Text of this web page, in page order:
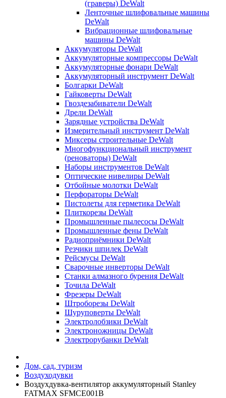
(граверы) DeWalt
Ленточные шлифовальные машины
DeWalt
Вибрационные шлифовальные
машины DeWalt
Аккумуляторы DeWalt
Аккумуляторные компрессоры DeWalt
Аккумуляторные фонари DeWalt
Аккумуляторный инструмент DeWalt
Болгарки DeWalt
Гайковерты DeWalt
Гвоздезабиватели DeWalt
Дрели DeWalt
Зарядные устройства DeWalt
Измерительный инструмент DeWalt
Миксеры строительные DeWalt
Многофункциональный инструмент
(реноваторы) DeWalt
Наборы инструментов DeWalt
Оптические нивелиры DeWalt
Отбойные молотки DeWalt
Перфораторы DeWalt
Пистолеты для герметика DeWalt
Плиткорезы DeWalt
Промышленные пылесосы DeWalt
Промышленные фены DeWalt
Радиоприёмники DeWalt
Резчики шпилек DeWalt
Рейсмусы DeWalt
Сварочные инверторы DeWalt
Станки алмазного бурения DeWalt
Точила DeWalt
Фрезеры DeWalt
Штроборезы DeWalt
Шуруповерты DeWalt
Электролобзики DeWalt
Электроножницы DeWalt
Электрорубанки DeWalt
Дом, сад, туризм
Воздуходувки
Воздухдувка-вентилятор аккумуляторный Stanley
FATMAX SFMCE001B